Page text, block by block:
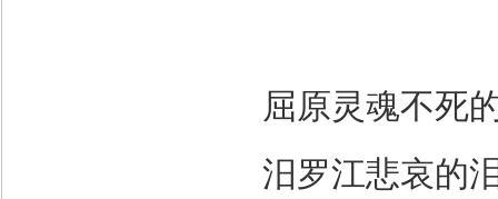
屈原灵魂不死
汨罗江悲哀的